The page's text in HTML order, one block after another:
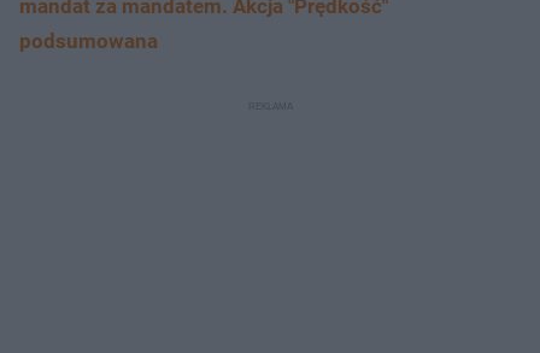
mandat za mandatem. Akcja "Prędkość"
podsumowana